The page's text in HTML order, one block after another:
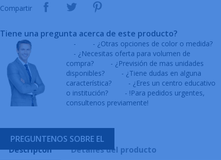
Compartir
Tiene una pregunta acerca de este producto?
-
- ¿Otras opciones de color o medida?
- ¿Necesitas oferta para volumen de
compra?
- ¿Previsión de mas unidades
disponibles?
- ¿Tiene dudas en alguna
característica?
- ¿Eres un centro educativo
o institución?
- !Para pedidos urgentes,
consultenos previamente!
PREGUNTENOS SOBRE EL
Descripcón
Detalles del producto